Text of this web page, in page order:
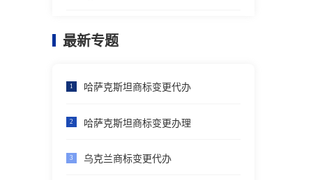
最新专题
1 哈萨克斯坦商标变更代办
2 哈萨克斯坦商标变更办理
3 乌克兰商标变更代办